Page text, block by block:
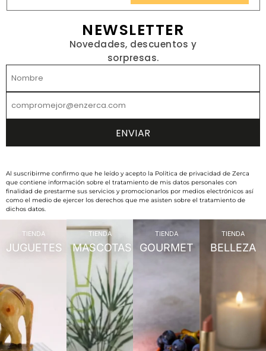
NEWSLETTER
Novedades, descuentos y
sorpresas.
Al suscribirme confirmo que he leído y acepto la Política de privacidad de Zerca
que contiene información sobre el tratamiento de mis datos personales con
finalidad de prestarme sus servicios y promocionarlos por medios electrónicos así
como el medio de ejercer los derechos que me asisten sobre el tratamiento de
dichos datos.
TIENDA
JUGUETES
TIENDA
MASCOTAS
TIENDA
GOURMET
TIENDA
BELLEZA